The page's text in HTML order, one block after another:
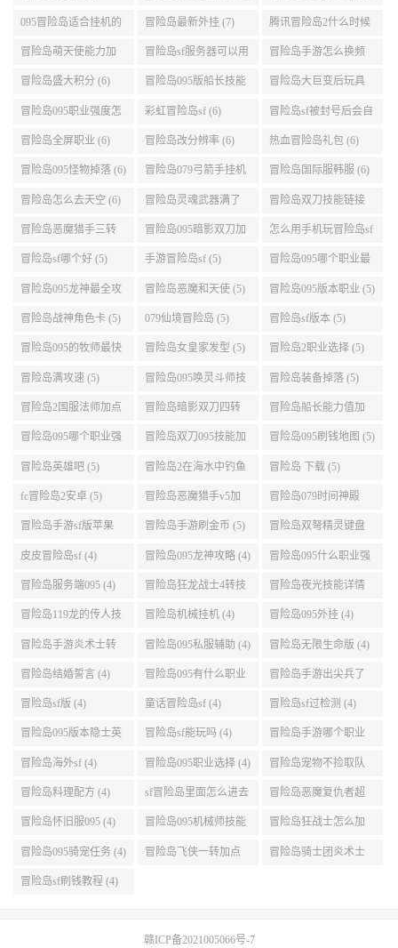
演示 (7)
095冒险岛适合挂机的
地图 (7)
冒险岛最新外挂 (7) 腾讯冒险岛2什么时候
公测 (7)
冒险岛萌天使能力加
点 (6)
冒险岛sf服务器可以用
自己电脑 (6)
冒险岛手游怎么换频
道 (6)
冒险岛盛大积分 (6) 冒险岛095版船长技能
介绍 (6)
冒险岛大巨变后玩具
城组队任务 (6)
冒险岛095职业强度怎
么选 (6)
彩虹冒险岛sf (6) 冒险岛sf被封号后会自
动关闭电脑 (6)
冒险岛全屏职业 (6) 冒险岛改分辨率 (6) 热血冒险岛礼包 (6)
冒险岛095怪物掉落 (6) 冒险岛079弓箭手挂机
升级的地方 (6)
冒险岛国际服韩服 (6)
冒险岛怎么去天空 (6) 冒险岛灵魂武器满了
(6)
冒险岛双刀技能链接
(5)
冒险岛恶魔猎手三转
技能加点顺序 (5)
冒险岛095暗影双刀加
点 (5)
怎么用手机玩冒险岛sf
(5)
冒险岛sf哪个好 (5) 手游冒险岛sf (5) 冒险岛095哪个职业最
好 (5)
冒险岛095龙神最全攻
略 (5)
冒险岛恶魔和天使 (5) 冒险岛095版本职业 (5)
冒险岛战神角色卡 (5) 079仙境冒险岛 (5) 冒险岛sf版本 (5)
冒险岛095的牧师最快
升级路线 (5)
冒险岛女皇家发型 (5) 冒险岛2职业选择 (5)
冒险岛满攻速 (5) 冒险岛095唤灵斗师技
能介绍 (5)
冒险岛装备掉落 (5)
冒险岛2国服法师加点
(5)
冒险岛暗影双刀四转
任务 (5)
冒险岛船长能力值加
点 (5)
冒险岛095哪个职业强
势 (5)
冒险岛双刀095技能加
点 (5)
冒险岛095刷钱地图 (5)
冒险岛英雄吧 (5) 冒险岛2在海水中钓鱼
(5)
冒险岛 下载 (5)
fc冒险岛2安卓 (5) 冒险岛恶魔猎手v5加
点 (5)
冒险岛079时间神殿
999任务 (5)
冒险岛手游sf版苹果
(5)
冒险岛手游刷金币 (5) 冒险岛双弩精灵键盘
设置 (5)
皮皮冒险岛sf (4) 冒险岛095龙神攻略 (4) 冒险岛095什么职业强
(4)
冒险岛服务端095 (4) 冒险岛狂龙战士4转技
能加点 (4)
冒险岛夜光技能详情
(4)
冒险岛119龙的传人技
能加点 (4)
冒险岛机械挂机 (4) 冒险岛095外挂 (4)
冒险岛手游炎术士转
职 (4)
冒险岛095私服辅助 (4) 冒险岛无限生命版 (4)
冒险岛结婚誓言 (4) 冒险岛095有什么职业
(4)
冒险岛手游出尖兵了
吗 (4)
冒险岛sf版 (4) 童话冒险岛sf (4) 冒险岛sf过检测 (4)
冒险岛095版本隐士英
雄后期玩哪个好 (4)
冒险岛sf能玩吗 (4) 冒险岛手游哪个职业
厉害 (4)
冒险岛海外sf (4) 冒险岛095职业选择 (4) 冒险岛宠物不捡取队
友的东西 (4)
冒险岛料理配方 (4) sf冒险岛里面怎么进去
打扎昆啊 (4)
冒险岛恶魔复仇者超
级技能 (4)
冒险岛怀旧服095 (4) 冒险岛095机械师技能
(4)
冒险岛狂战士怎么加
点 (4)
冒险岛095骑宠任务 (4) 冒险岛飞侠一转加点 冒险岛骑士团炎术士
冒险岛sf刷钱教程 (4)
赣ICP备2021005066号-7